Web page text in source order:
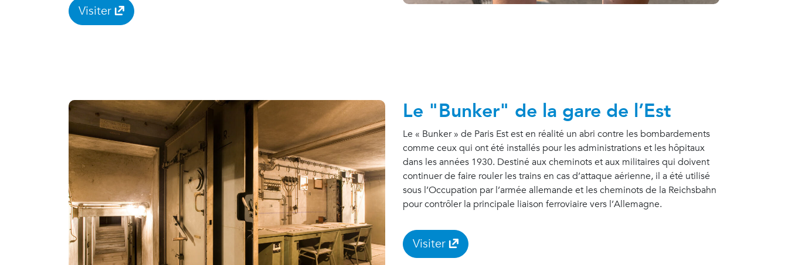
Visiter
Le "Bunker" de la gare de l’Est
Le « Bunker » de Paris Est est en réalité un abri contre les bombardements
comme ceux qui ont été installés pour les administrations et les hôpitaux
dans les années 1930. Destiné aux cheminots et aux militaires qui doivent
continuer de faire rouler les trains en cas d’attaque aérienne, il a été utilisé
sous l’Occupation par l’armée allemande et les cheminots de la Reichsbahn
pour contrôler la principale liaison ferroviaire vers l’Allemagne.
Visiter